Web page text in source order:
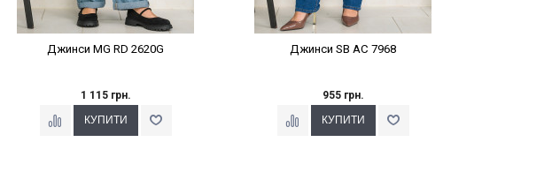
Джинси MG RD 2620G
1 115 грн.
Джинси SB AC 7968
955 грн.